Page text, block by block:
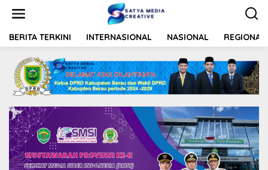
t
BERITA TERKINI INTERNASIONAL NASIONAL REGIONAL